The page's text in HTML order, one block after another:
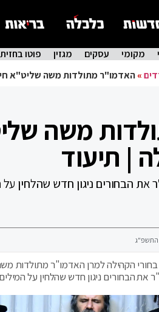
מקומי עסקים מגזין פוטו בחזית
»האדמו"ר מתולדות משה שליט"א
משה
| תיעוד
הבחורים ניגון חדש שהלחין
התשפ"ג
הקהילה למרן האדמו"ר
הבחורים ניגון חדש שהלחין על